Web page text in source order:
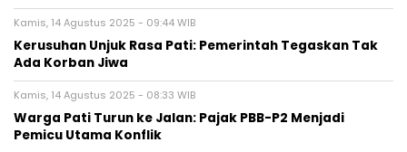
Kamis, 14 Agustus 2025 - 09:44 WIB
Kerusuhan Unjuk Rasa Pati: Pemerintah Tegaskan Tak
Ada Korban Jiwa
Kamis, 14 Agustus 2025 - 08:33 WIB
Warga Pati Turun ke Jalan: Pajak PBB-P2 Menjadi
Pemicu Utama Konflik